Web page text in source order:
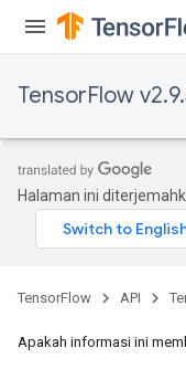
TensorFlow
Halaman ini
TensorFlow API
Apakah informasi ini